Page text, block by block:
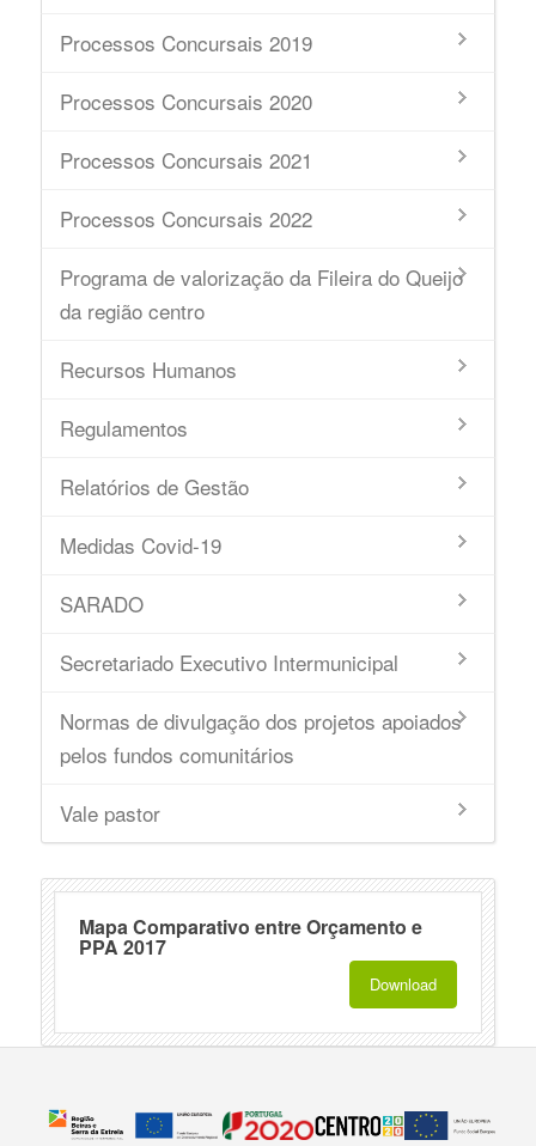
Processos Concursais 2019
Processos Concursais 2020
Processos Concursais 2021
Processos Concursais 2022
Programa de valorização da Fileira do Queijo
da região centro
Recursos Humanos
Regulamentos
Relatórios de Gestão
Medidas Covid-19
SARADO
Secretariado Executivo Intermunicipal
Normas de divulgação dos projetos apoiados
pelos fundos comunitários
Vale pastor
Mapa Comparativo entre Orçamento e
PPA 2017
Download